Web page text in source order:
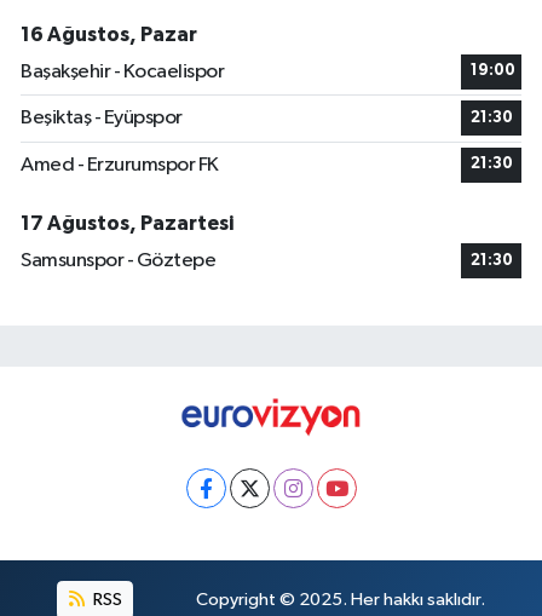
16 Ağustos, Pazar
Başakşehir - Kocaelispor
19:00
Beşiktaş - Eyüpspor 21:30
Amed - Erzurumspor FK 21:30
17 Ağustos, Pazartesi
Samsunspor - Göztepe
21:30
RSS Copyright © 2025. Her hakkı saklıdır.